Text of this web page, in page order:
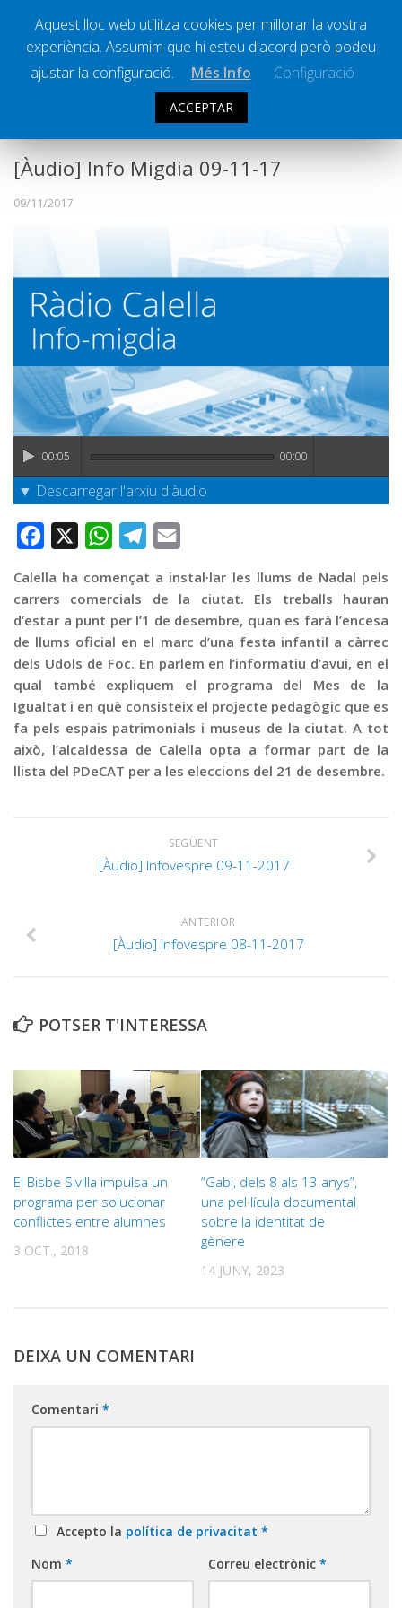
Societat
Successos
La Banqueta
Transmissions Esportives
Pòdcasts
Vídeos
Graella
Publicitat
Ràdio Calella Televisió
[Àudio] Info Migdia 09-11-17
09/11/2017
00:05 00:00
▼ Descarregar l'arxiu d'àudio
Facebook WhatsAppTelegram
Calella ha començat a instal·lar les llums de Nadal pels
carrers comercials de la ciutat. Els treballs hauran
d’estar a punt per l’1 de desembre, quan es farà l’encesa
de llums oficial en el marc d’una festa infantil a càrrec
dels Udols de Foc. En parlem en l’informatiu d’avui, en el
qual també expliquem el programa del Mes de la
Igualtat i en què consisteix el projecte pedagògic que es
fa pels espais patrimonials i museus de la ciutat. A tot
això, l’alcaldessa de Calella opta a formar part de la
llista del PDeCAT per a les eleccions del 21 de desembre.
SEGÜENT
[Àudio] Infovespre 09-11-2017
ANTERIOR
[Àudio] Infovespre 08-11-2017
POTSER T'INTERESSA
El Bisbe Sivilla impulsa un
programa per solucionar
conflictes entre alumnes
3 OCT., 2018
“Gabi, dels 8 als 13 anys”,
una pel·lícula documental
sobre la identitat de
gènere
14 JUNY, 2023
DEIXA UN COMENTARI
Comentari *
Accepto la política de privacitat *
Nom * Correu electrònic *
Aquest lloc web utilitza cookies per millorar la vostra
experiència. Assumim que hi esteu d'acord però podeu
ajustar la configuració.
Més Info Configuració
ACCEPTAR